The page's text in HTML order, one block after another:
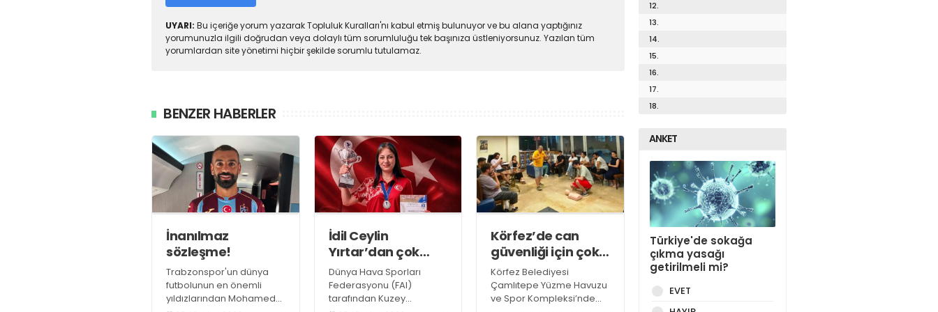
UYARI: Bu içeriğe yorum yazarak Topluluk Kuralları'nı kabul etmiş bulunuyor ve bu alana yaptığınız
yorumunuzla ilgili doğrudan veya dolaylı tüm sorumluluğu tek başınıza üstleniyorsunuz. Yazılan tüm
yorumlardan site yönetimi hiçbir şekilde sorumlu tutulamaz.
BENZER HABERLER
İnanılmaz
sözleşme!
Trabzonspor'un dünya
futbolunun en önemli
yıldızlarından Mohamed
İdil Ceylin
Yırtar’dan çok
büyük başarı
Dünya Hava Sporları
Federasyonu (FAI)
tarafından Kuzey
Körfez’de can
güvenliği için çok
önemli eğitim
Körfez Belediyesi
Çamlıtepe Yüzme Havuzu
ve Spor Kompleksi’nde
12.
13.
14.
15.
16.
17.
18.
ANKET
Türkiye'de sokağa
çıkma yasağı
getirilmeli mi?
EVET